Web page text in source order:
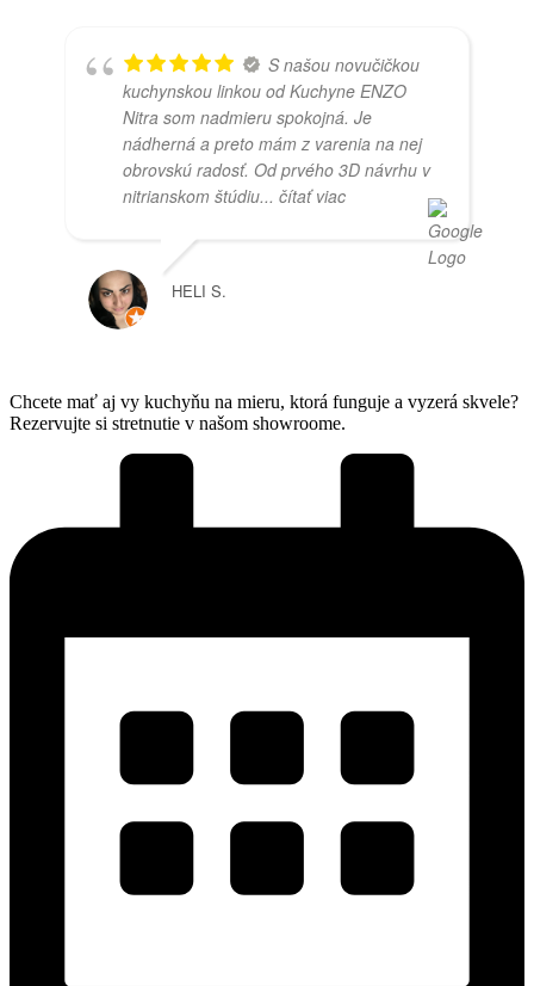
S našou novučičkou
kuchynskou linkou od Kuchyne ENZO
Nitra som nadmieru spokojná. Je
nádherná a preto mám z varenia na nej
obrovskú radosť. Od prvého 3D návrhu v
nitrianskom štúdiu... čítať viac
HELI S.
Chcete mať aj vy kuchyňu na mieru, ktorá funguje a vyzerá skvele?
Rezervujte si stretnutie v našom showroome.